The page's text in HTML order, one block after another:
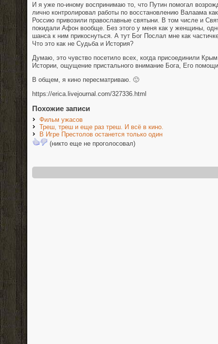
И я уже по-иному воспринимаю то, что Путин помогал
лично контролировал работы по восстановлению Валаама
Россию привозили православные святыни. В том числе и
покидали Афон вообще. Без этого у меня как у женщины,
шанса к ним прикоснуться. А тут Бог Послал мне как
Что это как не Судьба и История?
Думаю, это чувство посетило всех, когда присоединили
Истории, ощущение пристального внимание Бога, Его
В общем, я кино пересматриваю. 🙂
https://erica.livejournal.com/327336.html
Похожие записи
Фильм ужасов
Треш, треш и еще раз треш. И всё в кино.
В Игре Престолов останется только один
(никто еще не проголосовал)